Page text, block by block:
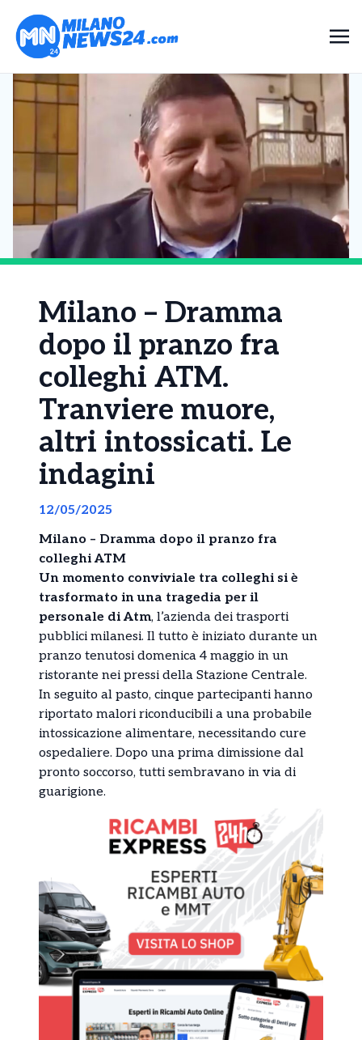
Milano – Dramma
dopo il pranzo fra
colleghi ATM.
Tranviere muore,
altri intossicati. Le
indagini
12/05/2025
Milano – Dramma dopo il pranzo fra
colleghi ATM
Un momento conviviale tra colleghi si è
trasformato in una tragedia per il
personale di Atm, l’azienda dei trasporti
pubblici milanesi. Il tutto è iniziato durante un
pranzo tenutosi domenica 4 maggio in un
ristorante nei pressi della Stazione Centrale.
In seguito al pasto, cinque partecipanti hanno
riportato malori riconducibili a una probabile
intossicazione alimentare, necessitando cure
ospedaliere. Dopo una prima dimissione dal
pronto soccorso, tutti sembravano in via di
guarigione.